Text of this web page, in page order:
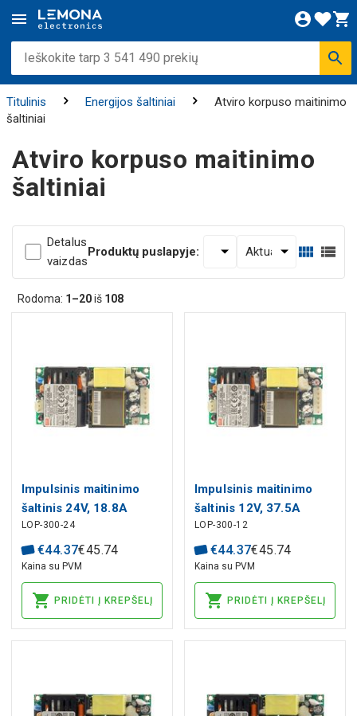
Titulinis Energijos šaltiniai
Atviro korpuso maitinimo
šaltiniai
Atviro korpuso maitinimo
šaltiniai
Detalus
vaizdas
Produktų puslapyje:
Rodoma: 1–20iš 108
Impulsinis maitinimo
šaltinis 24V, 18.8A
atviras korpusas, PFC
LOP-300-24
€44.37€45.74
Kaina su PVM
PRIDĖTI Į KREPŠELĮ
Impulsinis maitinimo
šaltinis 12V, 37.5A
atviras korpusas, PFC
LOP-300-12
€44.37€45.74
Kaina su PVM
PRIDĖTI Į KREPŠELĮ